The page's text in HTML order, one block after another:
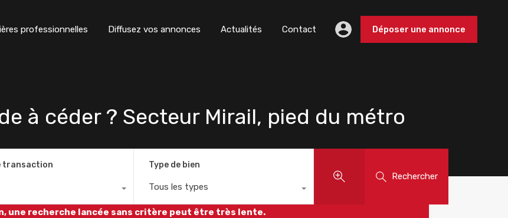
professionnelles Diffusez vos annonces Actualités Contact Déposer une annonce
à céder ? Secteur Mirail, pied du métro
transaction Type de bien
Tous les types
Rechercher
une recherche lancée sans critère peut être très lente.